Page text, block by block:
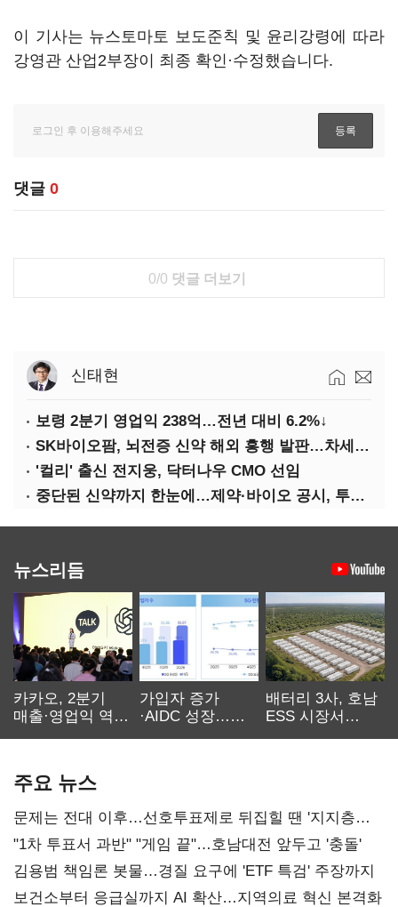
이 기사는 뉴스토마토 보도준칙 및 윤리강령에 따라
강영관 산업2부장이 최종 확인·수정했습니다.
댓글 0
0/0 댓글 더보기
신태현
보령 2분기 영업익 238억…전년 대비 6.2%↓
SK바이오팜, 뇌전증 신약 해외 흥행 발판…차세대 신약 개발 속도
'컬리' 출신 전지웅, 닥터나우 CMO 선임
중단된 신약까지 한눈에…제약·바이오 공시, 투명해진다
뉴스리듬
카카오, 2분기
매출·영업익 역대
가입자 증가
·AIDC 성장…
배터리 3사, 호남
ESS 시장서
주요 뉴스
문제는 전대 이후…선호투표제로 뒤집힐 땐 '지지층
불복'
"1차 투표서 과반" "게임 끝"…호남대전 앞두고 '충돌'
김용범 책임론 봇물…경질 요구에 'ETF 특검' 주장까지
보건소부터 응급실까지 AI 확산…지역의료 혁신 본격화